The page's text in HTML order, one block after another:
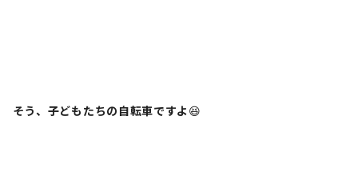
そう、子どもたちの自転車ですよ😆